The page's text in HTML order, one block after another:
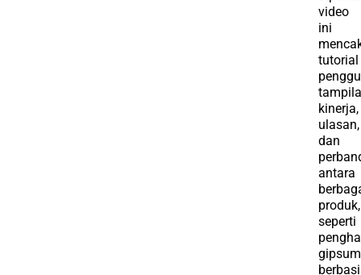
video
ini
tutorial
kinerja,
ulasan,
dan
antara
produk,
seperti
gipsum